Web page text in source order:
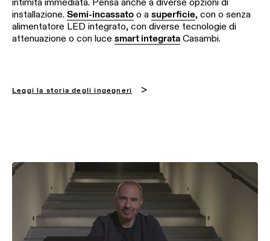
installazione. Semi-incassato o a superficie, con o senza
alimentatore LED integrato, con diverse tecnologie di
attenuazione o con luce smart integrata Casambi.
Leggi la storia degli ingegneri